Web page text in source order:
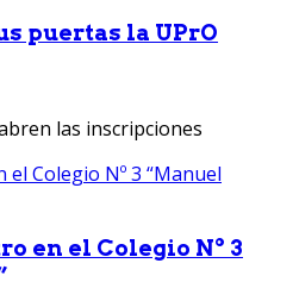
puertas la UPrO
las inscripciones
en el Colegio Nº 3